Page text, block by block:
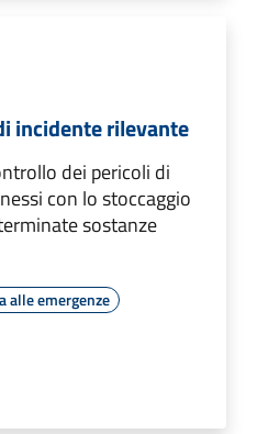
incidente rilevante
dei pericoli di
con lo stoccaggio
sostanze
alle emergenze